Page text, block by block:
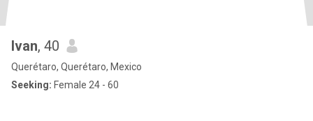
Ivan, 40
Querétaro, Querétaro, Mexico
Seeking: Female 24 - 60